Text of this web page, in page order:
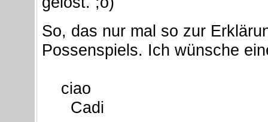
So, das nur mal so zur
Possenspiels. Ich wünsche
ciao
Cadi